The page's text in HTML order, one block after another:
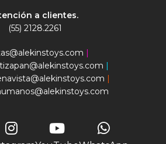
a clientes.
(55) 2128.2261
|
|
|